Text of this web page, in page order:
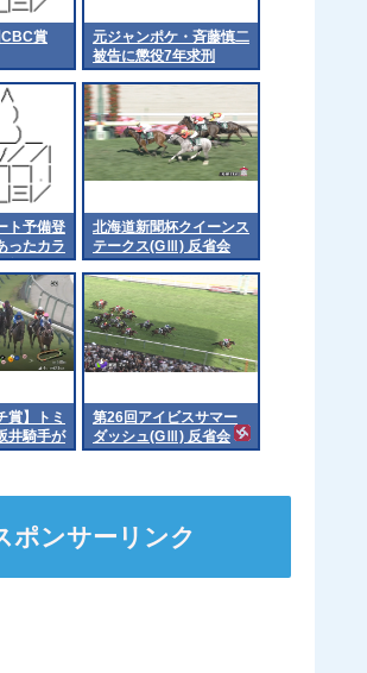
賞
元ジャンポケ・斉藤慎二
被告に懲役7年求刑
ト予備登
ったカラ
無しで再
まる
北海道新聞杯クイーンス
テークス(GⅢ) 反省会
賞】トミ
井騎手が
第26回アイビスサマー
ダッシュ(GⅢ) 反省会
ポンサーリンク